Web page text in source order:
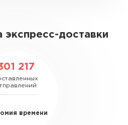
экспресс-доставки
217
времени